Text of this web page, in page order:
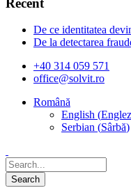
De ce identitatea
De la detectarea
+40 314 059 571
office@solvit.ro
Română
English (
Serbian (Sârbă)